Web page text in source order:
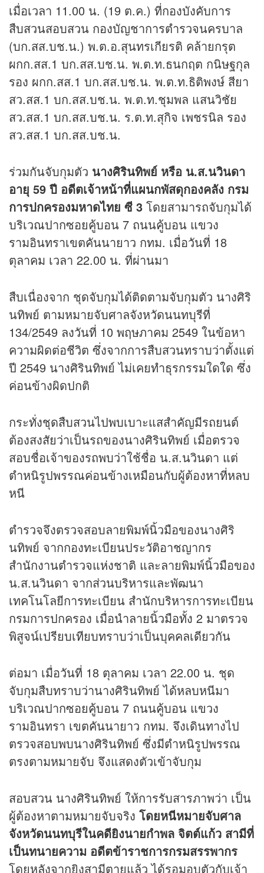
เมื่อเวลา 11.00 น. (19 ต.ค.) ที่กองบังคับการ
สืบสวนสอบสวน กองบัญชาการตำรวจนครบาล
(บก.สส.บช.น.) พ.ต.อ.สุนทรเกียรติ คล้ายกรุต
ผกก.สส.1 บก.สส.บช.น. พ.ต.ท.ธนกฤต กนิษฐกุล
รอง ผกก.สส.1 บก.สส.บช.น. พ.ต.ท.ธิติพงษ์ สียา
สว.สส.1 บก.สส.บช.น. พ.ต.ท.ชุมพล แสนวิชัย
สว.สส.1 บก.สส.บช.น. ร.ต.ท.สุกิจ เพชรนิล รอง
สว.สส.1 บก.สส.บช.น.
ร่วมกันจับกุมตัว นางศิรินทิพย์ หรือ น.ส.นวินดา
อายุ 59 ปี อดีตเจ้าหน้าที่แผนกพัสดุกองคลัง กรม
การปกครองมหาดไทย ซี 3 โดยสามารถจับกุมได้
บริเวณปากซอยคู้บอน 7 ถนนคู้บอน แขวง
รามอินทราเขตคันนายาว กทม. เมื่อวันที่ 18
ตุลาคม เวลา 22.00 น. ที่ผ่านมา
สืบเนื่องจาก ชุดจับกุมได้ติดตามจับกุมตัว นางศิริ
นทิพย์ ตามหมายจับศาลจังหวัดนนทบุรีที่
134/2549 ลงวันที่ 10 พฤษภาคม 2549 ในข้อหา
ความผิดต่อชีวิต ซึ่งจากการสืบสวนทราบว่าตั้งแต่
ปี 2549 นางศิรินทิพย์ ไม่เคยทำธุรกรรมใดใด ซึ่ง
ค่อนข้างผิดปกติ
กระทั่งชุดสืบสวนไปพบเบาะแสสำคัญมีรถยนต์
ต้องสงสัยว่าเป็นรถของนางศิรินทิพย์ เมื่อตรวจ
สอบชื่อเจ้าของรถพบว่าใช้ชื่อ น.ส.นวินดา แต่
ตำหนิรูปพรรณค่อนข้างเหมือนกับผู้ต้องหาที่หลบ
หนี
ตำรวจจึงตรวจสอบลายพิมพ์นิ้วมือของนางศิริ
นทิพย์ จากกองทะเบียนประวัติอาชญากร
สำนักงานตำรวจแห่งชาติ และลายพิมพ์นิ้วมือของ
น.ส.นวินดา จากส่วนบริหารและพัฒนา
เทคโนโลยีการทะเบียน สำนักบริหารการทะเบียน
กรมการปกครอง เมื่อนำลายนิ้วมือทั้ง 2 มาตรวจ
พิสูจน์เปรียบเทียบทราบว่าเป็นบุคคลเดียวกัน
ต่อมา เมื่อวันที่ 18 ตุลาคม เวลา 22.00 น. ชุด
จับกุมสืบทราบว่านางศิรินทิพย์ ได้หลบหนีมา
บริเวณปากซอยคู้บอน 7 ถนนคู้บอน แขวง
รามอินทรา เขตคันนายาว กทม. จึงเดินทางไป
ตรวจสอบพบนางศิรินทิพย์ ซึ่งมีตำหนิรูปพรรณ
ตรงตามหมายจับ จึงแสดงตัวเข้าจับกุม
สอบสวน นางศิรินทิพย์ ให้การรับสารภาพว่า เป็น
ผู้ต้องหาตามหมายจับจริง โดยหนีหมายจับศาล
จังหวัดนนทบุรีในคดียิงนายกำพล จิตต์แก้ว สามีที่
เป็นทนายความ อดีตข้าราชการกรมสรรพากร
โดยหลังจากยิงสามีตายแล้ว ได้รอมอบตัวกับเจ้า